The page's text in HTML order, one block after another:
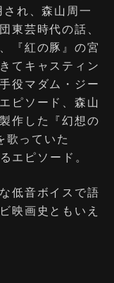
れ、森山周一
東芸時代の話、
『紅の豚』の宮
てキャスティン
役マダム・ジー
ピソード、森山
作した『幻想の
歌っていた
エピソード。
低音ボイスで語
映画史ともいえ